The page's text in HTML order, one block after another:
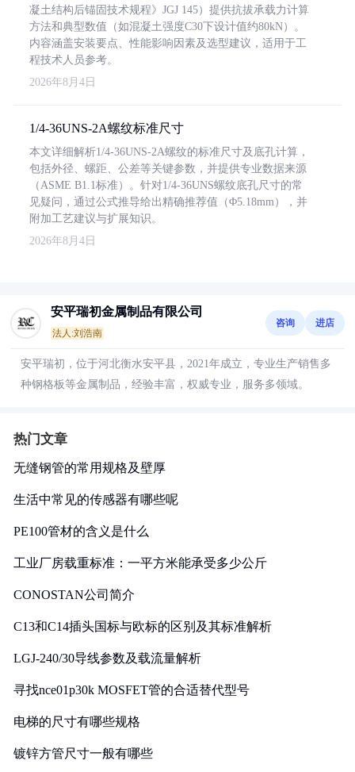
凝土结构后锚固技术规程》JGJ 145）提供抗拔承载力计算
方法和典型数值（如混凝土强度C30下设计值约80kN）。
内容涵盖安装要点、性能影响因素及选型建议，适用于工
程技术人员参考。
2026年8月4日
1/4-36UNS-2A螺纹标准尺寸
本文详细解析1/4-36UNS-2A螺纹的标准尺寸及底孔计算，
包括外径、螺距、公差等关键参数，并提供专业数据来源
（ASME B1.1标准）。针对1/4-36UNS螺纹底孔尺寸的常
见疑问，通过公式推导给出精确推荐值（Φ5.18mm），并
附加工艺建议与扩展知识。
2026年8月4日
安平瑞初金属制品有限公司
法人:刘浩南
咨询 进店
安平瑞初，位于河北衡水安平县，2021年成立，专业生产销售多
种钢格板等金属制品，经验丰富，权威专业，服务多领域。
热门文章
无缝钢管的常用规格及壁厚
生活中常见的传感器有哪些呢
PE100管材的含义是什么
工业厂房载重标准：一平方米能承受多少公斤
CONOSTAN公司简介
C13和C14插头国标与欧标的区别及其标准解析
LGJ-240/30导线参数及载流量解析
寻找nce01p30k MOSFET管的合适替代型号
电梯的尺寸有哪些规格
镀锌方管尺寸一般有哪些